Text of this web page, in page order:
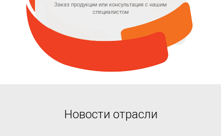
Заказ продукции или консультация с нашим
специалистом
Новости отрасли